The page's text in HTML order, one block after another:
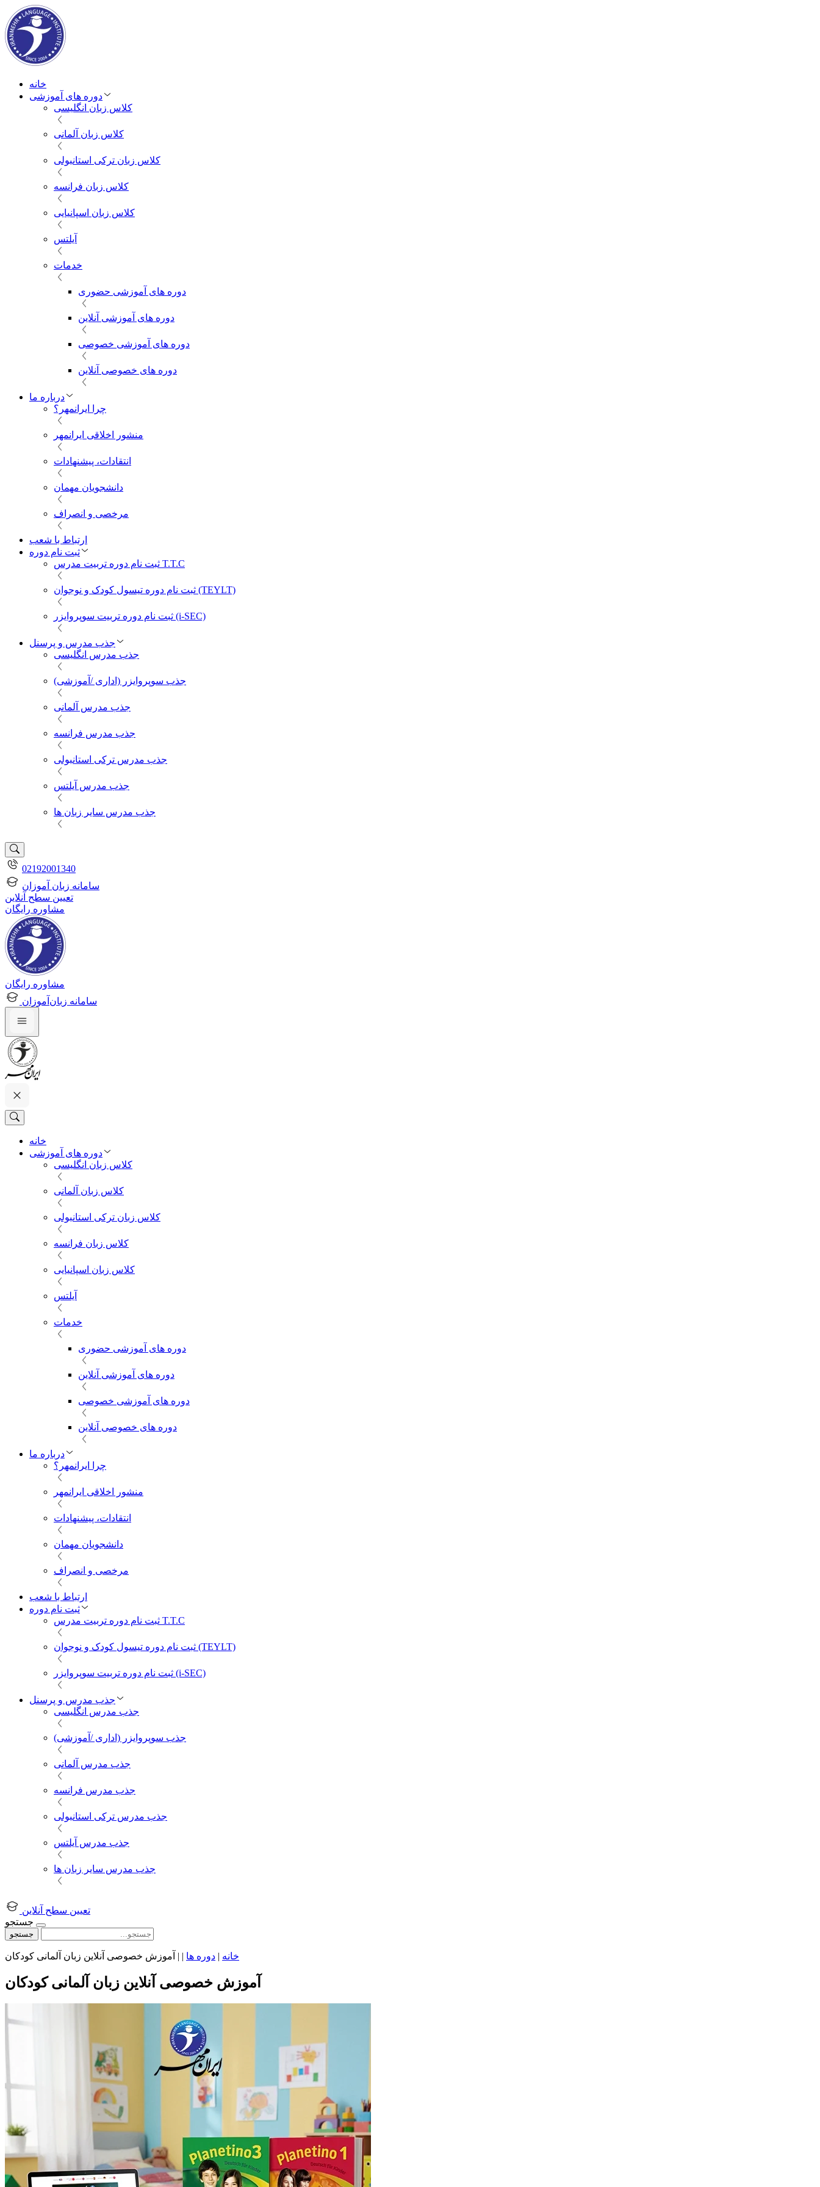
خانه
دوره های آموزشی
کلاس زبان انگلیسی
کلاس زبان آلمانی
کلاس زبان ترکی استانبولی
کلاس زبان فرانسه
کلاس زبان اسپانیایی
آیلتس
خدمات
دوره های آموزشی حضوری
دوره های آموزشی آنلاین
دوره های آموزشی خصوصی
دوره های خصوصی آنلاین
درباره ما
چرا ایرانمهر؟
منشور اخلاقی ایرانمهر
انتقادات، پیشنهادات
دانشجویان مهمان
مرخصی و انصراف
ارتباط با شعب
ثبت نام دوره
ثبت نام دوره تربیت مدرس T.T.C
ثبت نام دوره تیسول کودک و نوجوان (TEYLT)
ثبت نام دوره تربیت سوپروایزر (i-SEC)
جذب مدرس و پرسنل
جذب مدرس انگلیسی
جذب سوپروایزر (اداری /آموزشی)
جذب مدرس آلمانی
جذب مدرس فرانسه
جذب مدرس ترکی استانبولی
جذب مدرس آیلتس
جذب مدرس سایر زبان ها
02192001340
سامانه زبان آموزان
تعیین سطح آنلاین
مشاوره رایگان
مشاوره رایگان
سامانه زبان‌آموزان
خانه
دوره های آموزشی
کلاس زبان انگلیسی
کلاس زبان آلمانی
کلاس زبان ترکی استانبولی
کلاس زبان فرانسه
کلاس زبان اسپانیایی
آیلتس
خدمات
دوره های آموزشی حضوری
دوره های آموزشی آنلاین
دوره های آموزشی خصوصی
دوره های خصوصی آنلاین
درباره ما
چرا ایرانمهر؟
منشور اخلاقی ایرانمهر
انتقادات، پیشنهادات
دانشجویان مهمان
مرخصی و انصراف
ارتباط با شعب
ثبت نام دوره
ثبت نام دوره تربیت مدرس T.T.C
ثبت نام دوره تیسول کودک و نوجوان (TEYLT)
ثبت نام دوره تربیت سوپروایزر (i-SEC)
جذب مدرس و پرسنل
جذب مدرس انگلیسی
جذب سوپروایزر (اداری /آموزشی)
جذب مدرس آلمانی
جذب مدرس فرانسه
جذب مدرس ترکی استانبولی
جذب مدرس آیلتس
جذب مدرس سایر زبان ها
تعیین سطح آنلاین
جستجو
جستجو
خانه | دوره ها |
| آموزش خصوصی آنلاین زبان آلمانی کودکان
آموزش خصوصی آنلاین زبان آلمانی کودکان